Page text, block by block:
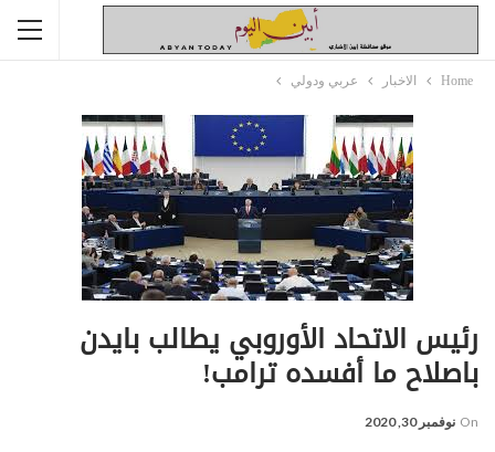
Home الاخبار عربي ودولي
رئيس الاتحاد الأوروبي يطالب بايدن
باصلاح ما أفسده ترامب!
On نوفمبر 30, 2020